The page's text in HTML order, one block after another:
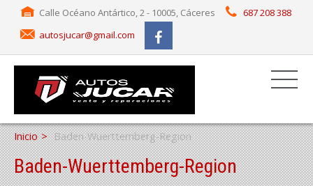
Calle Océano Antártico, 2 - 10005, Cáceres
687 208 388
autosjucar@gmail.com
Inicio Baden-Wuerttemberg-Region
Baden-Wuerttemberg-Region